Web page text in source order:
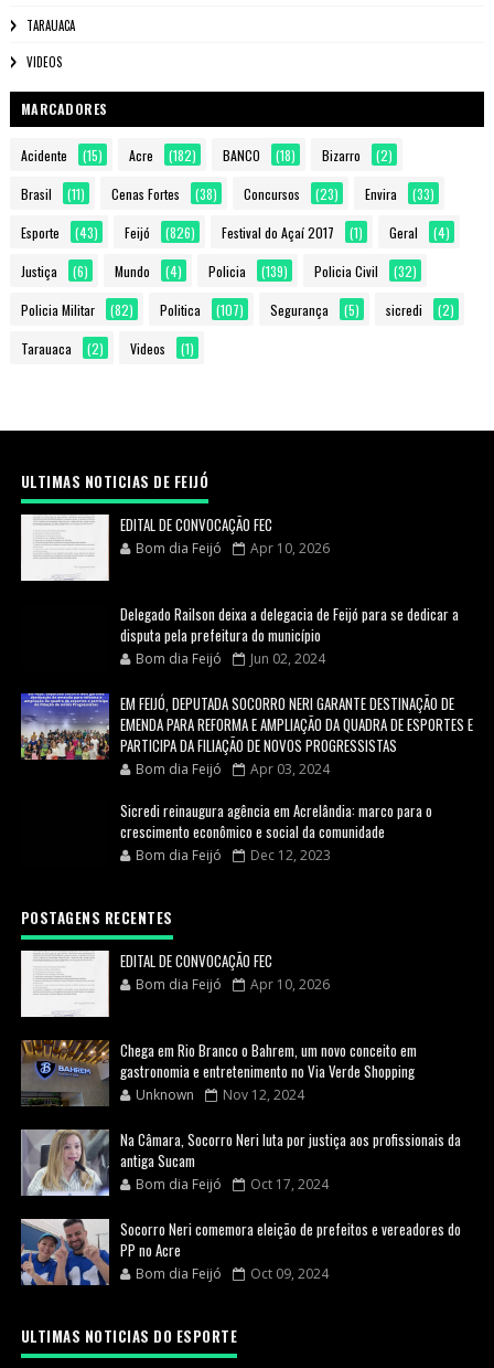
TARAUACA
VIDEOS
MARCADORES
Acidente (15) Acre (182) BANCO (18) Bizarro (2)
Brasil (11) Cenas Fortes (38) Concursos (23) Envira (33)
Esporte (43) Feijó (826) Festival do Açaí 2017 (1) Geral (4)
Justiça (6) Mundo (4) Policia (139) Policia Civil (32)
Policia Militar (82) Politica (107) Segurança (5) sicredi (2)
Tarauaca (2) Videos (1)
ULTIMAS NOTICIAS DE FEIJÓ
EDITAL DE CONVOCAÇÃO FEC
Bom dia Feijó Apr 10, 2026
Delegado Railson deixa a delegacia de Feijó para se dedicar a
disputa pela prefeitura do município
Bom dia Feijó Jun 02, 2024
EM FEIJÓ, DEPUTADA SOCORRO NERI GARANTE DESTINAÇÃO DE
EMENDA PARA REFORMA E AMPLIAÇÃO DA QUADRA DE ESPORTES E
PARTICIPA DA FILIAÇÃO DE NOVOS PROGRESSISTAS
Bom dia Feijó Apr 03, 2024
Sicredi reinaugura agência em Acrelândia: marco para o
crescimento econômico e social da comunidade
Bom dia Feijó Dec 12, 2023
POSTAGENS RECENTES
EDITAL DE CONVOCAÇÃO FEC
Bom dia Feijó Apr 10, 2026
Chega em Rio Branco o Bahrem, um novo conceito em
gastronomia e entretenimento no Via Verde Shopping
Unknown Nov 12, 2024
Na Câmara, Socorro Neri luta por justiça aos profissionais da
antiga Sucam
Bom dia Feijó Oct 17, 2024
Socorro Neri comemora eleição de prefeitos e vereadores do
PP no Acre
Bom dia Feijó Oct 09, 2024
ULTIMAS NOTICIAS DO ESPORTE